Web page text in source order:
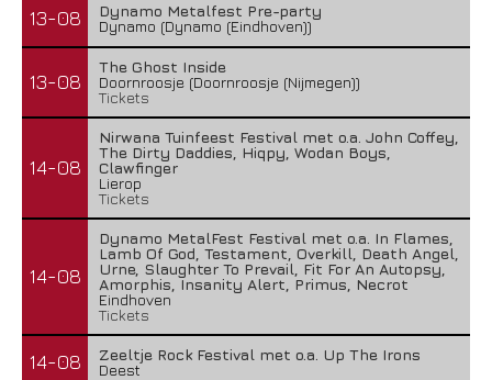
13-08
Dynamo Metalfest Pre-party
Dynamo (Dynamo (Eindhoven))
13-08
The Ghost Inside
Doornroosje (Doornroosje (Nijmegen))
Tickets
14-08
Nirwana Tuinfeest Festival met o.a. John Coffey,
The Dirty Daddies, Hiqpy, Wodan Boys,
Clawfinger
Lierop
Tickets
14-08
Dynamo MetalFest Festival met o.a. In Flames,
Lamb Of God, Testament, Overkill, Death Angel,
Urne, Slaughter To Prevail, Fit For An Autopsy,
Amorphis, Insanity Alert, Primus, Necrot
Eindhoven
Tickets
14-08
Zeeltje Rock Festival met o.a. Up The Irons
Deest